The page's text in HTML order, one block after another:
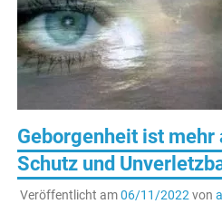
Geborgenheit ist
Schutz und
Veröffentlicht am06/11/2022von